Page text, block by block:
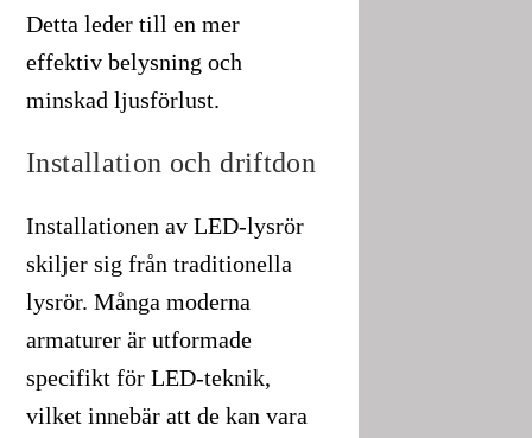
Detta leder till en mer
effektiv belysning och
minskad ljusförlust.
Installation och driftdon
Installationen av LED-lysrör
skiljer sig från traditionella
lysrör. Många moderna
armaturer är utformade
specifikt för LED-teknik,
vilket innebär att de kan vara